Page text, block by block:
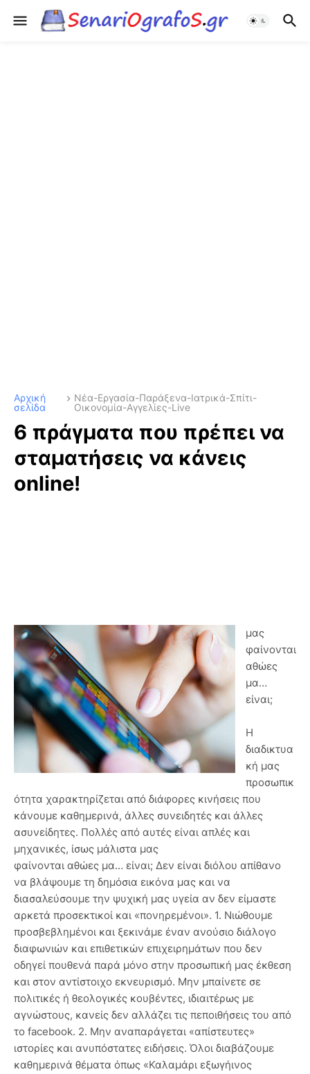
Αρχική
σελίδα
Νέα-Εργασία-Παράξενα-Ιατρικά-Σπίτι-
Οικονομία-Αγγελίες-Live
6 πράγματα που πρέπει να
σταματήσεις να κάνεις
online!
μας
φαίνονται
αθώες
μα…
είναι;
Η
διαδικτυα
κή μας
προσωπικ
ότητα χαρακτηρίζεται από διάφορες κινήσεις που
κάνουμε καθημερινά, άλλες συνειδητές και άλλες
ασυνείδητες. Πολλές από αυτές είναι απλές και
μηχανικές, ίσως μάλιστα μας
φαίνονται αθώες μα… είναι; Δεν είναι διόλου απίθανο
να βλάψουμε τη δημόσια εικόνα μας και να
διασαλεύσουμε την ψυχική μας υγεία αν δεν είμαστε
αρκετά προσεκτικοί και «πονηρεμένοι». 1. Νιώθουμε
προσβεβλημένοι και ξεκινάμε έναν ανούσιο διάλογο
διαφωνιών και επιθετικών επιχειρημάτων που δεν
οδηγεί πουθενά παρά μόνο στην προσωπική μας έκθεση
και στον αντίστοιχο εκνευρισμό. Μην μπαίνετε σε
πολιτικές ή θεολογικές κουβέντες, ιδιαιτέρως με
αγνώστους, κανείς δεν αλλάζει τις πεποιθήσεις του από
το facebook. 2. Μην αναπαράγεται «απίστευτες»
ιστορίες και ανυπόστατες ειδήσεις. Όλοι διαβάζουμε
καθημερινά θέματα όπως «Καλαμάρι εξωγήινος